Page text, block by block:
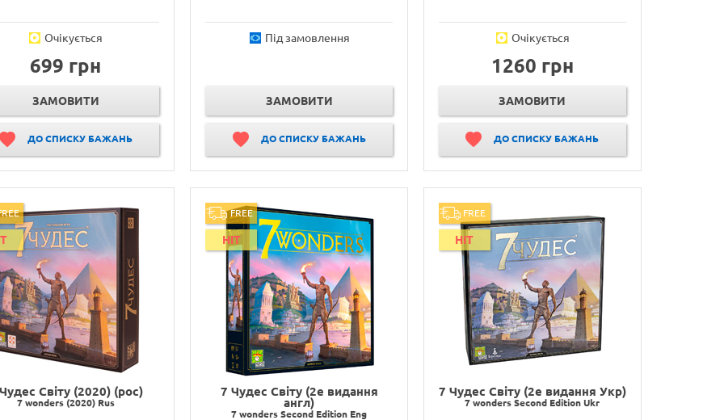
Очікується
699 грн
ЗАМОВИТИ
ДО СПИСКУ БАЖАНЬ
Під замовлення
ЗАМОВИТИ
ДО СПИСКУ БАЖАНЬ
Очікується
1260 грн
ЗАМОВИТИ
ДО СПИСКУ БАЖАНЬ
Світу (2020) (рос)
7 wonders (2020) Rus
FREE
HIT
7 Чудес Світу (2е видання
англ)
7 wonders Second Edition Eng
FREE
HIT
7 Чудес Світу (2е видання Укр)
7 wonders Second Edition Ukr